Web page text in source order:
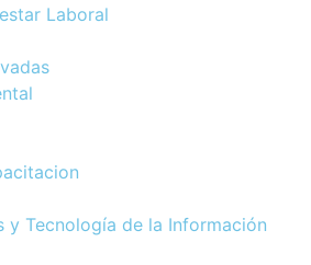
Laboral
y Tecnología de la Información